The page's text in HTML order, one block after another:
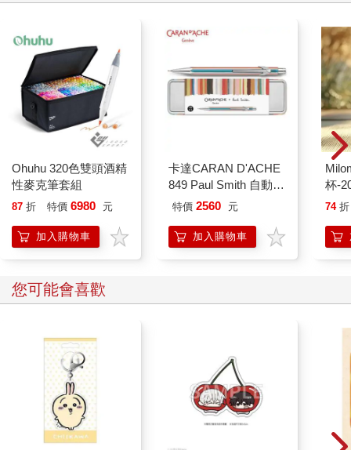
了船艙，把門關緊。雖然暫時把船隻快速陷入黑暗的恐怖景象關
在門外，但是艙門外那些可怕的風聲、吱嘎聲、斷裂聲、碰撞
聲、怒吼聲卻比在船頭時一聲緊似一聲。
第二天、第三天，情況仍不見改善，到最後大家都不記得這場風
暴是從哪一天開始，只知道每次必須有三個人來負責掌舵，只有
用上三個人的力量才能維持船隻的方向。同時不停地有人在汲
水，幾乎所有的人手都用上了，沒人有空煮飯，也沒有人可以替
他們把衣服烘乾，而且有一個人落海失蹤了，太陽也始終沒有露
臉。
當這一切終於過去，尤斯提在日記上這樣寫著：
「九月三日 好長一段時間沒法子寫日記了。我們被暴風雨追趕
了整整十三天，我記得很清楚，因為我已仔細記下來，但是他們
都說才十二天。真不懂我怎麼會和這樣一群連算數都不會的人一
起航行！這段期間好慘，一個小時接一個小時的大浪把船拋上拋
明彈，所以連一點發訊號求救的機會都沒有。我常告訴他們，駕
駛這樣一艘像浴缸般的小船出海是件瘋狂的事，現在果然證明我
魔。賈思潘和愛德蒙對我很粗暴，船桅斷掉那個晚上（現在只剩
一小截木樁），雖然我人很不舒服，他們仍然要我上去甲板，像
個苦力一樣工作。露西還塞給我一枝槳，說老脾氣很想幫忙，但
他實在太小了。她難道看不出那個小東西最愛出風頭嗎？她雖然
年紀小，起碼也應該具備這一點常識。今天這艘討厭的船終於平
穩下來了，太陽也出來了，我們都在討論下一步該怎麼辦。我們
的食物本來塞得滿滿的，現在只夠維持十六天（家禽都被沖進海
Ohuhu 320色雙頭酒精
性麥克筆套組
87 折 特價 6980 元
加入購物車
卡達CARAN D'ACHE
849 Paul Smith 自動鉛
筆 ED.5 條紋銀
特價 2560 元
加入購物車
杯-
74 折
您可能會喜歡